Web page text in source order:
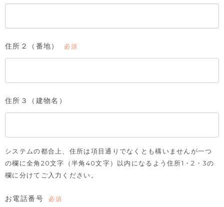
須)
住所２（番地）
須)
住所３（建物名）
システムの都合上、住所は項目通りでなくとも構いませんが一つ
の欄に全角20文字（半角40文字）以内になるよう住所1・2・3の
欄に分けてご入力ください。
お電話番号